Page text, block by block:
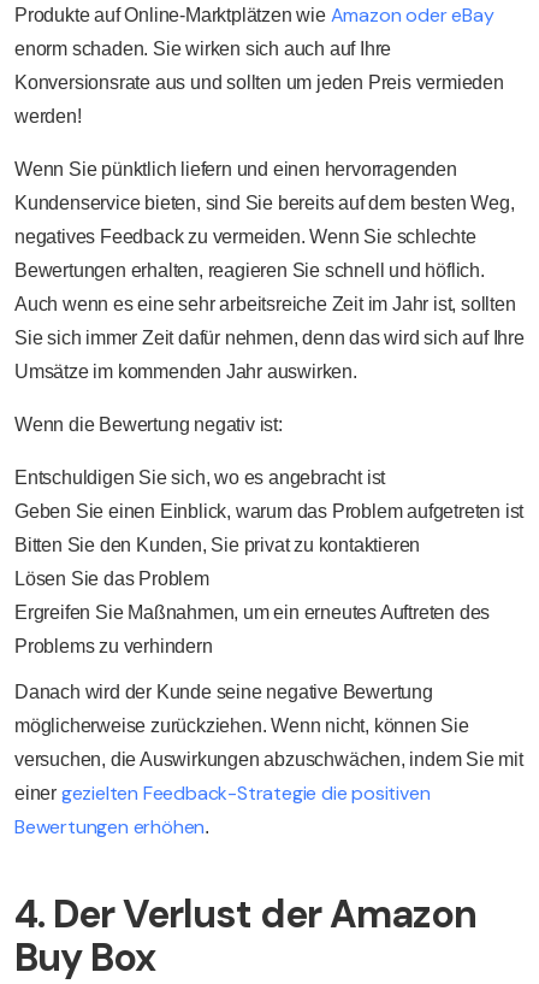
Produkte auf Online-Marktplätzen wie Amazon oder eBay
enorm schaden. Sie wirken sich auch auf Ihre
Konversionsrate aus und sollten um jeden Preis vermieden
werden!
Wenn Sie pünktlich liefern und einen hervorragenden
Kundenservice bieten, sind Sie bereits auf dem besten Weg,
negatives Feedback zu vermeiden. Wenn Sie schlechte
Bewertungen erhalten, reagieren Sie schnell und höflich.
Auch wenn es eine sehr arbeitsreiche Zeit im Jahr ist, sollten
Sie sich immer Zeit dafür nehmen, denn das wird sich auf Ihre
Umsätze im kommenden Jahr auswirken.
Wenn die Bewertung negativ ist:
Entschuldigen Sie sich, wo es angebracht ist
Geben Sie einen Einblick, warum das Problem aufgetreten ist
Bitten Sie den Kunden, Sie privat zu kontaktieren
Lösen Sie das Problem
Ergreifen Sie Maßnahmen, um ein erneutes Auftreten des
Problems zu verhindern
Danach wird der Kunde seine negative Bewertung
möglicherweise zurückziehen. Wenn nicht, können Sie
versuchen, die Auswirkungen abzuschwächen, indem Sie mit
einer gezielten Feedback-Strategie die positiven
Bewertungen erhöhen.
4. Der Verlust der Amazon
Buy Box